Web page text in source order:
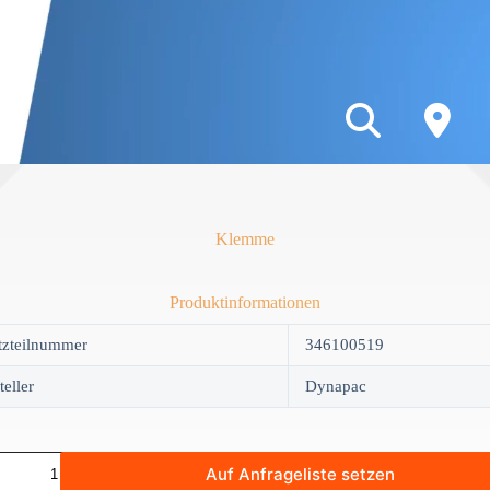
Klemme
Produktinformationen
346100519
Dynapac
Auf Anfrageliste setzen